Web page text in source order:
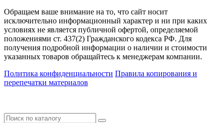
Обращаем ваше внимание на то, что сайт носит
исключительно информационный характер и ни при каких
условиях не является публичной офертой, определяемой
положениями ст. 437(2) Гражданского кодекса РФ. Для
получения подробной информации о наличии и стоимости
указанных товаров обращайтесь к менеджерам компании.
Политика конфиденциальности Правила копирования и
перепечатки материалов